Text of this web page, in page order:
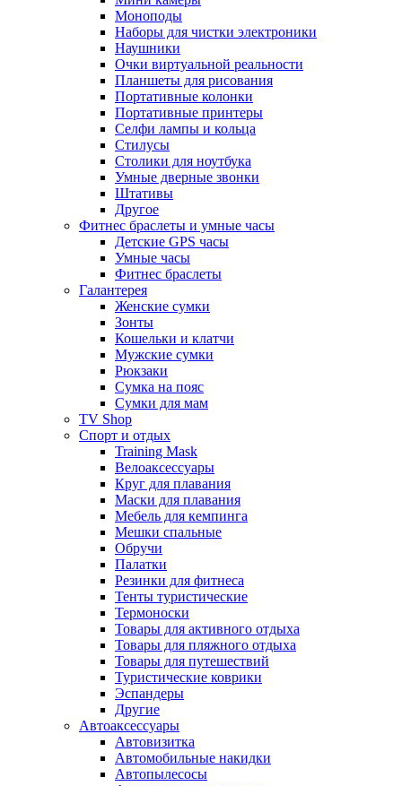
Моноподы
Наборы для чистки электроники
Наушники
Очки виртуальной реальности
Планшеты для рисования
Портативные колонки
Портативные принтеры
Селфи лампы и кольца
Стилусы
Столики для ноутбука
Умные дверные звонки
Штативы
Другое
Фитнес браслеты и умные часы
Детские GPS часы
Умные часы
Фитнес браслеты
Галантерея
Женские сумки
Зонты
Кошельки и клатчи
Мужские сумки
Рюкзаки
Сумка на пояс
Сумки для мам
TV Shop
Спорт и отдых
Training Mask
Велоаксессуары
Круг для плавания
Маски для плавания
Мебель для кемпинга
Мешки спальные
Обручи
Палатки
Резинки для фитнеса
Тенты туристические
Термоноски
Товары для активного отдыха
Товары для пляжного отдыха
Товары для путешествий
Туристические коврики
Эспандеры
Другие
Автоаксессуары
Автовизитка
Автомобильные накидки
Автопылесосы